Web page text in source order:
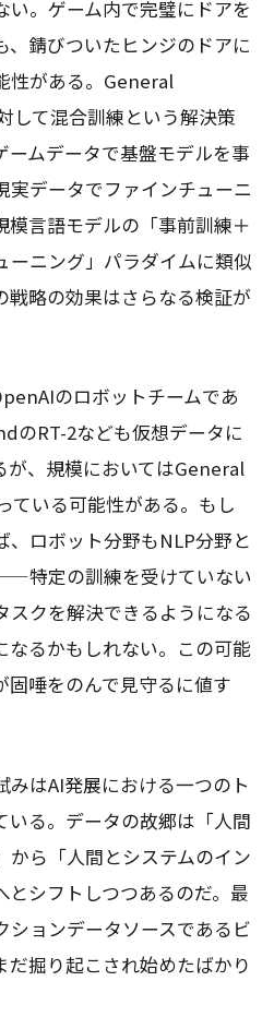
い。ゲーム内で完璧にドアを
、錆びついたヒンジのドアに
性がある。General
て混合訓練という解決策
ームデータで基盤モデルを事
実データでファインチューニ
模言語モデルの「事前訓練＋
ーニング」パラダイムに類似
戦略の効果はさらなる検証が
のロボットチームであ
のRT-2なども仮想データに
が、規模においてはGeneral
いる可能性がある。もし
、ロボット分野もNLP分野と
特定の訓練を受けていない
スクを解決できるようになる
るかもしれない。この可能
固唾をのんで見守るに値す
みはAI発展における一つのト
いる。データの故郷は「人間
から「人間とシステムのイン
とシフトしつつあるのだ。最
ションデータソースであるビ
だ掘り起こされ始めたばかり